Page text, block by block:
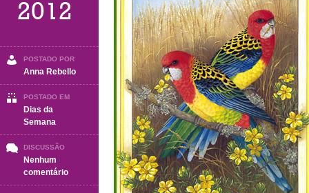
2012
POSTADO POR
Anna Rebello
POSTADO EM
Dias da
Semana
DISCUSSÃO
Nenhum
comentárioem
Segunda-